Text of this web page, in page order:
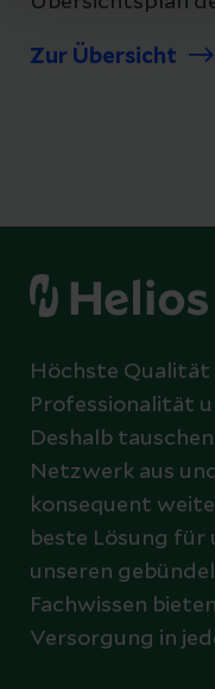
Zur Übersicht
Höchste
Professionalität
Deshalb
Netzwerk aus
konsequent
beste Lösung für
unseren
Fachwissen
Versorgung in